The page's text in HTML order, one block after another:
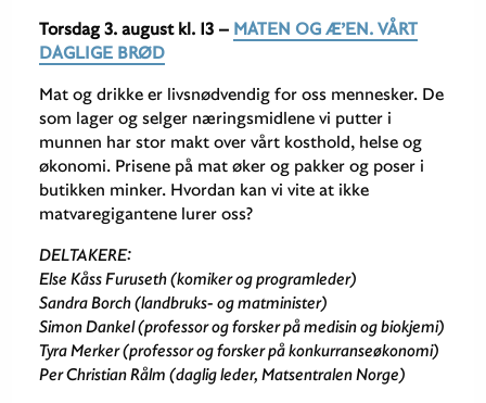
Torsdag 3. august kl. 13 – MATEN OG Æ’EN. VÅRT
DAGLIGE BRØD
Mat og drikke er livsnødvendig for oss mennesker. De
som lager og selger næringsmidlene vi putter i
munnen har stor makt over vårt kosthold, helse og
økonomi. Prisene på mat øker og pakker og poser i
butikken minker. Hvordan kan vi vite at ikke
matvaregigantene lurer oss?
DELTAKERE:
Else Kåss Furuseth (komiker og programleder)
Sandra Borch (landbruks- og matminister)
Simon Dankel (professor og forsker på medisin og biokjemi)
Tyra Merker (professor og forsker på konkurranseøkonomi)
Per Christian Rålm (daglig leder, Matsentralen Norge)